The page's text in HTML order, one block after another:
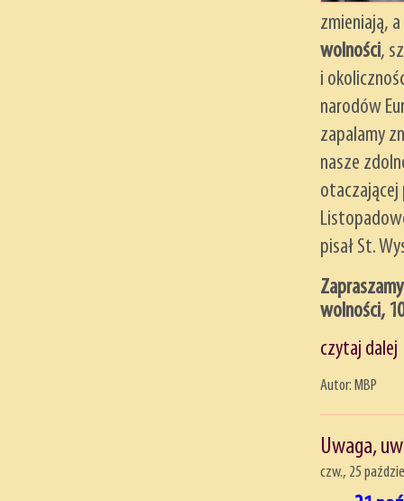
zmieniają,
wolności,
i
narodów
zapalamy
nasze
pisał St.
wolności,
czytaj dalej
Autor: MBP
Uwaga,
czw., 25